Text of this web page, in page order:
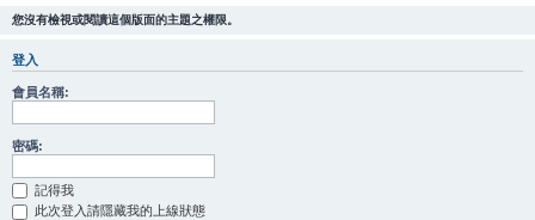
您沒有檢視或閱讀這個版面的主題之權限。
登入
會員名稱:
密碼:
記得我
此次登入請隱藏我的上線狀態